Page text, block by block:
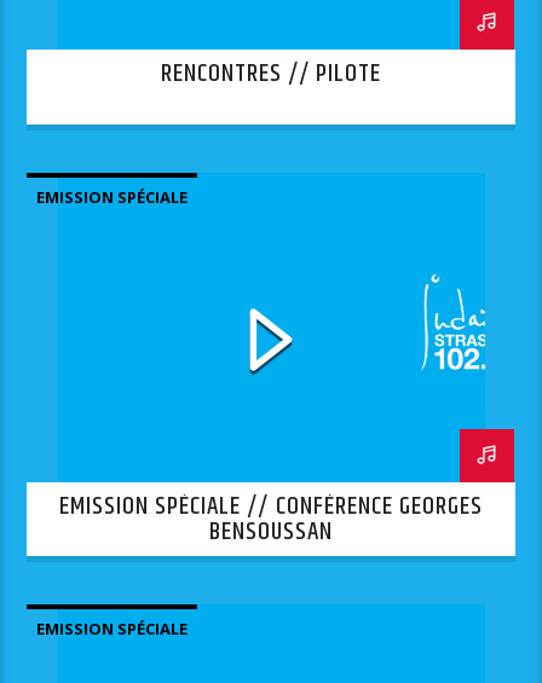
RENCONTRES // PILOTE
EMISSION SPÉCIALE
EMISSION SPÉCIALE // CONFÉRENCE GEORGES
BENSOUSSAN
EMISSION SPÉCIALE